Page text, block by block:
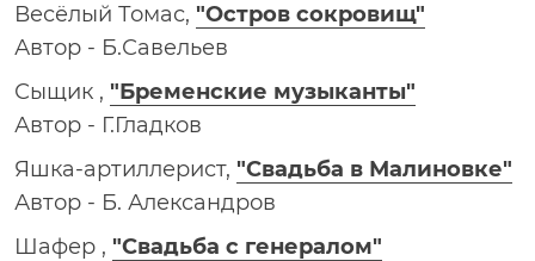
Весёлый Томас, "Остров сокровищ"
Автор - Б.Савельев
Сыщик , "Бременские музыканты"
Автор - Г.Гладков
Яшка-артиллерист, "Свадьба в Малиновке"
Автор - Б. Александров
Шафер , "Свадьба с генералом"